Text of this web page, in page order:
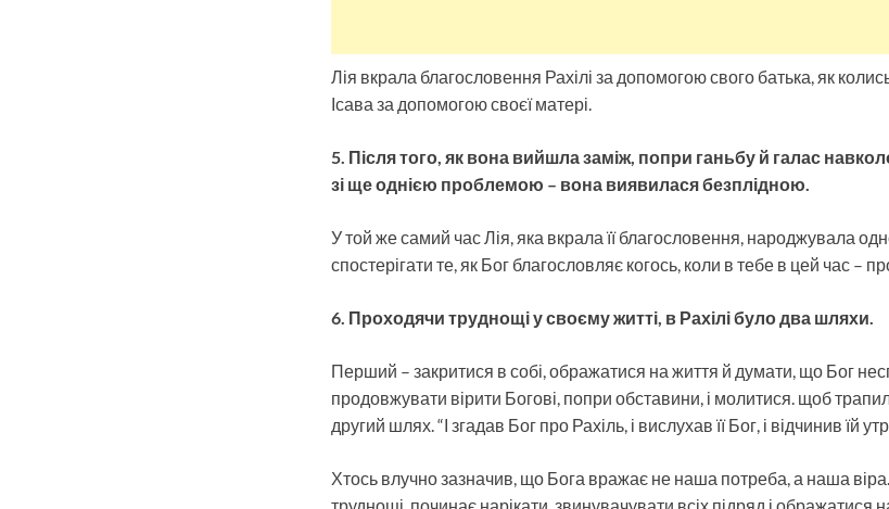
Лія вкрала благословення Рахілі за допомогою свого батька, як
Ісава за допомогою своєї матері.
5. Після того, як вона вийшла заміж, попри ганьбу й галас
зі ще однією проблемою – вона виявилася безплідною.
У той же самий час Лія, яка вкрала її благословення, народжувала
спостерігати те, як Бог благословляє когось, коли в тебе в цей час –
6. Проходячи труднощі у своєму житті, в Рахілі було два шляхи.
Перший – закритися в собі, ображатися на життя й думати, що Бог
продовжувати вірити Богові, попри обставини, і молитися. щоб
другий шлях. “І згадав Бог про Рахіль, і вислухав її Бог, і відчинив їй
Хтось влучно зазначив, що Бога вражає не наша потреба, а наша